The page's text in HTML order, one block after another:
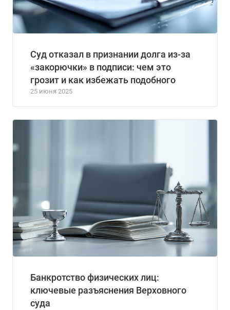
Суд отказал в признании долга из-за
«закорючки» в подписи: чем это
грозит и как избежать подобного
25 июня 2025
Банкротство физических лиц:
ключевые разъяснения Верховного
суда